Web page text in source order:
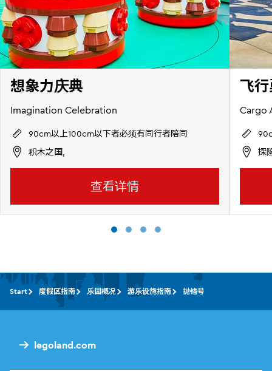
想象力庆典
Imagination Celebration
90cm以上100cm以下者必须有同行者陪同
积木之国,
查看详情
飞
Cargo
探
legoland.com
Start 度假区指南 乐园概况 游乐设施指南 抛锚号